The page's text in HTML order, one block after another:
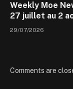
Weekly Moe
27 juillet au 2
29/07/2026
Comments are